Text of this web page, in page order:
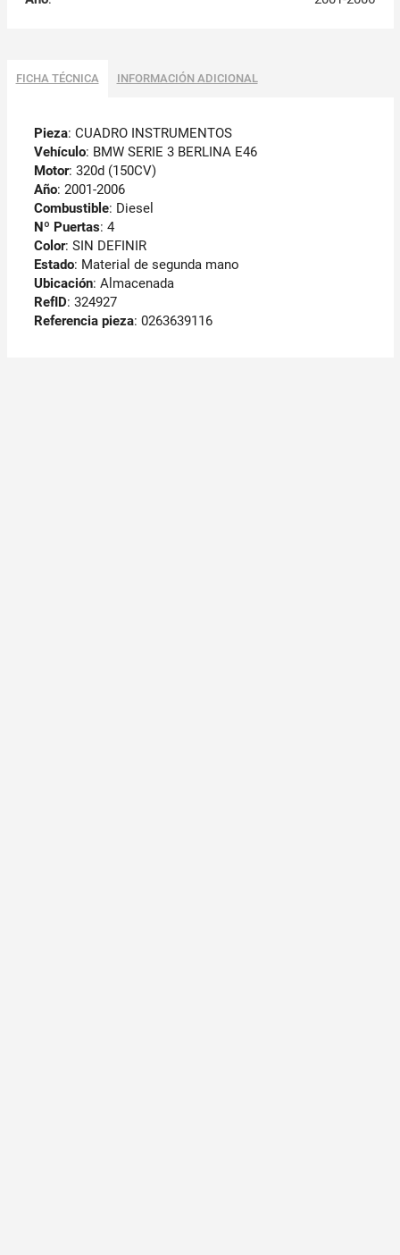
FICHA TÉCNICA INFORMACIÓN ADICIONAL
Pieza: CUADRO INSTRUMENTOS
Vehículo: BMW SERIE 3 BERLINA E46
Motor: 320d (150CV)
Año: 2001-2006
Combustible: Diesel
Nº Puertas: 4
Color: SIN DEFINIR
Estado: Material de segunda mano
Ubicación: Almacenada
RefID: 324927
Referencia pieza: 0263639116